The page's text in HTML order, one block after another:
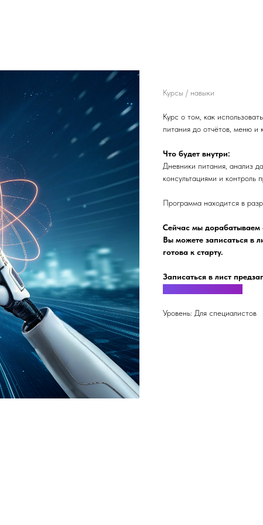
Курсы / навыки
Курс о том, как
питания до отчётов, меню и
Что будет внутри:
Дневники питания, анализ
консультациями и
Программа находится в
Сейчас мы дорабатываем
Вы можете записаться в
готова к старту.
Записаться в лист
Уровень: Для специалистов